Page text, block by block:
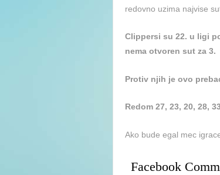
redovno uzima najvise
Clippersi su 22. u ligi
nema otvoren sut za 3.
Protiv njih je ovo
Redom 27, 23, 20, 28,
Ako bude egal mec
Facebook